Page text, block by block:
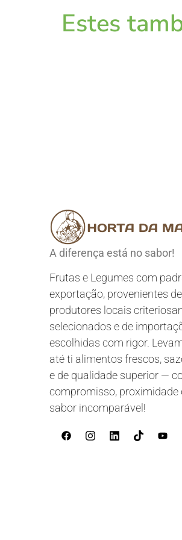
Estes
A diferença está no sabor!
Frutas e Legumes com
exportação, provenientes de
produtores locais
selecionados e de
escolhidas com rigor.
até ti alimentos frescos,
e de qualidade superior —
compromisso, proximidade
sabor incomparável!